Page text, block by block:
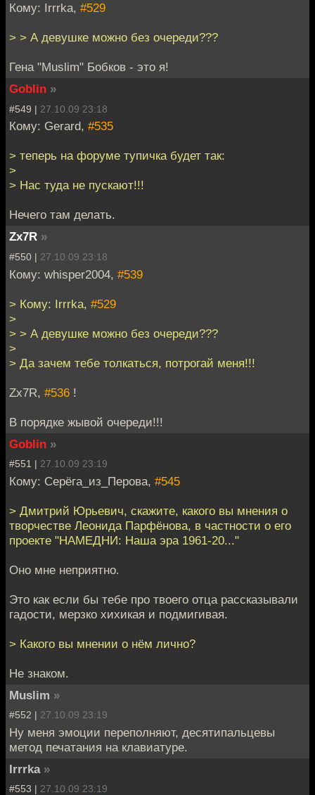
Кому: Irrrka, #529
> > А девушке можно без очереди???
Гена "Muslim" Бобков - это я!
Goblin »
#549 | 27.10.09 23:18
Кому: Gerard, #535
> теперь на форуме тупичка будет так:
>
> Нас туда не пускают!!!
Нечего там делать.
Zx7R »
#550 | 27.10.09 23:18
Кому: whisper2004, #539
> Кому: Irrrka, #529
>
> > А девушке можно без очереди???
>
> Да зачем тебе толкаться, потрогай меня!!!
Zx7R, #536 !
В порядке жывой очереди!!!
Goblin »
#551 | 27.10.09 23:19
Кому: Серёга_из_Перова, #545
> Дмитрий Юрьевич, скажите, какого вы мнения о
творчестве Леонида Парфёнова, в частности о его
проекте "НАМЕДНИ: Наша эра 1961-20..."
Оно мне неприятно.
Это как если бы тебе про твоего отца рассказывали
гадости, мерзко хихикая и подмигивая.
> Какого вы мнении о нём лично?
Не знаком.
Muslim »
#552 | 27.10.09 23:19
Ну меня эмоции переполняют, десятипальцевы
метод печатания на клавиатуре.
Irrrka »
#553 | 27.10.09 23:19